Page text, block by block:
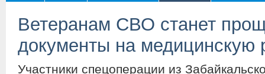
Ветеранам СВО станет
документы на медицинскую
Участники спецоперации из